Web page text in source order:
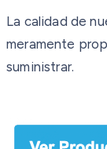
La calidad de
meramente
suministrar.